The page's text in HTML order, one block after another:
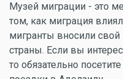
Музей миграции - это
том, как миграция
мигранты вносили
страны. Если вы
то обязательно